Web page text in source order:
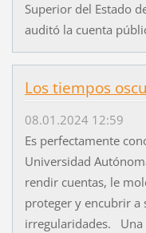
Superior del Estado
auditó la cuenta
Los tiempos
08.01.2024 12:59
Es perfectamente
Universidad
rendir cuentas, le
proteger y encubrir a
irregularidades. Una